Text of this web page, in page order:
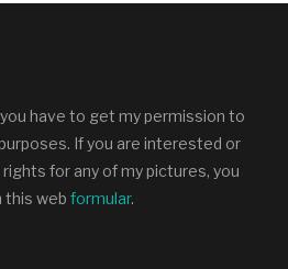
have to get my permission to
If you are interested or
for any of my pictures, you
this web formular.